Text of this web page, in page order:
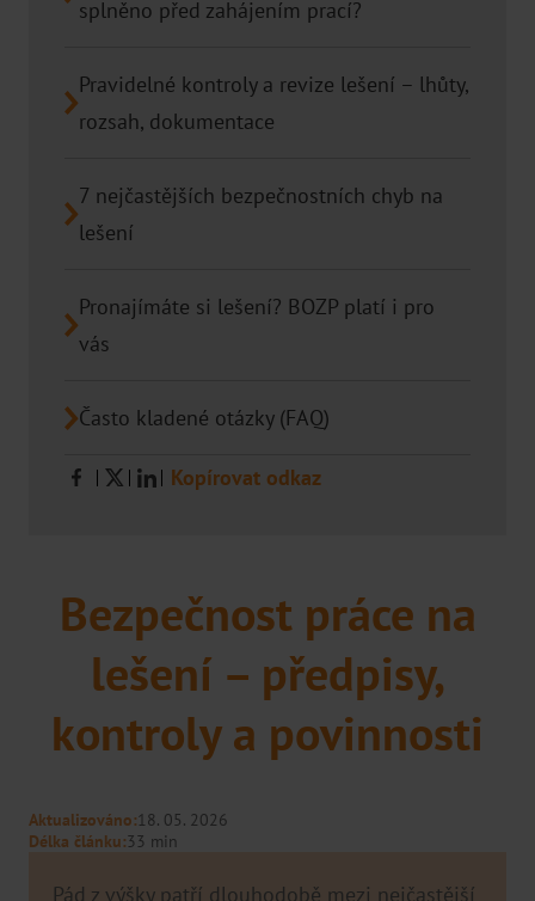
Projekty podpořené EU
Projekty
Kariéra
FAQ
POBOČKY
Praha
Pardubice
Hradec Králové
Distributoři
Bezpečnost práce na
lešení – předpisy,
kontroly a povinnosti
Aktualizováno:18. 05. 2026
Délka článku:33 min
Pád z výšky patří dlouhodobě mezi nejčastější
splněno před zahájením prací?
Pravidelné kontroly a revize lešení – lhůty,
rozsah, dokumentace
7 nejčastějších bezpečnostních chyb na
lešení
Pronajímáte si lešení? BOZP platí i pro
vás
Často kladené otázky (FAQ)
Kopírovat odkaz